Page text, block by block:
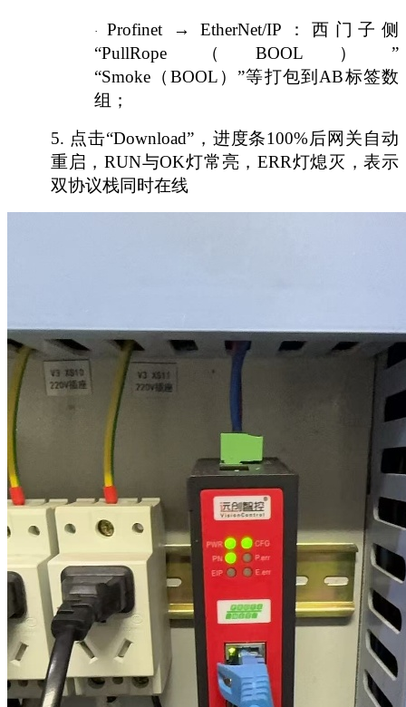
· Profinet → EtherNet/IP：西门子侧
“PullRope（BOOL）”
“Smoke（BOOL）”等打包到AB标签数
组；
5. 点击“Download”，进度条100%后网关自动
重启，RUN与OK灯常亮，ERR灯熄灭，表示
双协议栈同时在线